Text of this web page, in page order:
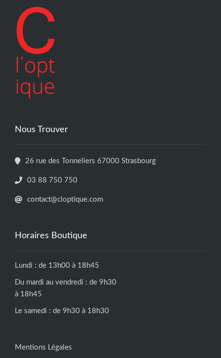
Nous Trouver
26 rue des Tonneliers 67000 Strasbourg
03 88 750 750
contact@cloptique.com
Horaires Boutique
Lundi : de 13h00 à 18h45
Du mardi au vendredi : de 9h30
à 18h45
Le samedi : de 9h30 à 18h30
Mentions Légales